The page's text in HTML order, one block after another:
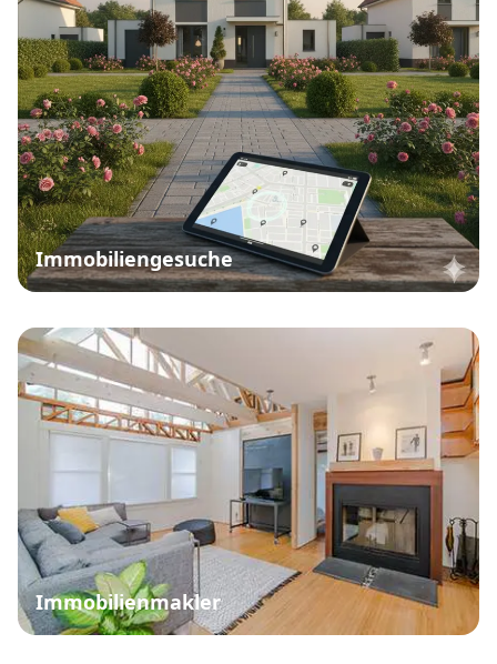
Immobiliengesuche
Immobilienmakler